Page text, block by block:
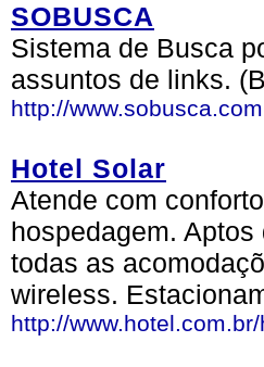
SOBUSCA
Sistema de Busca
assuntos de links.
http://
Hotel Solar
Atende com
hospedagem.
todas as
wireless.
http://